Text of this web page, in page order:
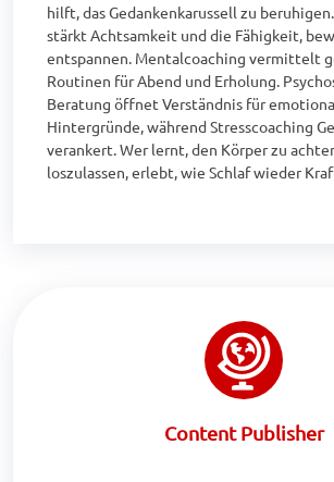
hilft, das Gedankenkarussell zu
stärkt Achtsamkeit und die Fähigkeit,
entspannen. Mentalcoaching vermittelt
Routinen für Abend und Erholung.
Beratung öffnet Verständnis für
Hintergründe, während Stresscoaching
verankert. Wer lernt, den Körper zu
loszulassen, erlebt, wie Schlaf wieder
Content Publisher